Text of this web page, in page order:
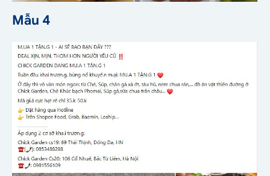
Mẫu 4